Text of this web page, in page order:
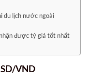
du lịch nước ngoài
được tỷ giá tốt nhất
VND